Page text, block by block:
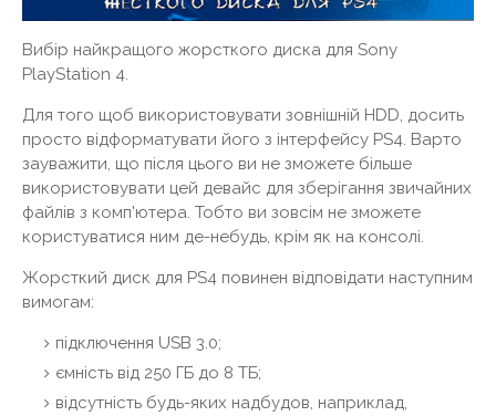
Вибір найкращого жорсткого диска для Sony
PlayStation 4.
Для того щоб використовувати зовнішній HDD, досить
просто відформатувати його з інтерфейсу PS4. Варто
зауважити, що після цього ви не зможете більше
використовувати цей девайс для зберігання звичайних
файлів з комп'ютера. Тобто ви зовсім не зможете
користуватися ним де-небудь, крім як на консолі.
Жорсткий диск для PS4 повинен відповідати наступним
вимогам:
підключення USB 3.0;
ємність від 250 ГБ до 8 ТБ;
відсутність будь-яких надбудов, наприклад,